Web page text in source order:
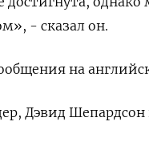
- сказал он.
на
Дэвид